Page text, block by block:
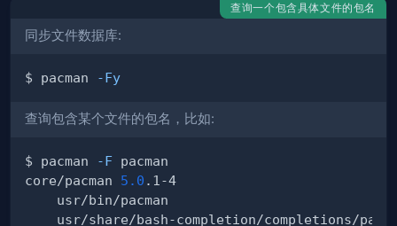
查询一个包含具体文件的包名
同步文件数据库:
$ pacman -Fy
查询包含某个文件的包名，比如:
$ pacman -F
core/pacman 5.0